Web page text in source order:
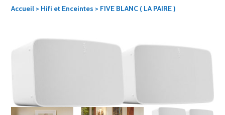
Accueil > Hifi et Enceintes > FIVE BLANC ( LA PAIRE )